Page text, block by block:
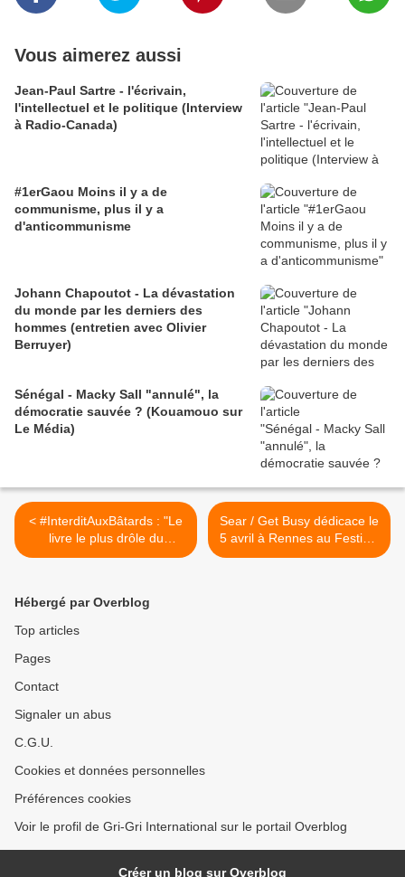
Vous aimerez aussi
Jean-Paul Sartre - l'écrivain,
l'intellectuel et le politique (Interview
à Radio-Canada)
#1erGaou Moins il y a de
communisme, plus il y a
d'anticommunisme
Johann Chapoutot - La dévastation
du monde par les derniers des
hommes (entretien avec Olivier
Berruyer)
Sénégal - Macky Sall "annulé", la
démocratie sauvée ? (Kouamouo sur
Le Média)
< #InterditAuxBâtards : "Le
livre le plus drôle du
printemps 2014" / Patrick
Sear / Get Busy dédicace le
5 avril à Rennes au Festival
Dooinit #InterditAuxBâtards
Hébergé par Overblog
Top articles
Pages
Contact
Signaler un abus
C.G.U.
Cookies et données personnelles
Préférences cookies
Voir le profil de Gri-Gri International sur le portail Overblog
Créer un blog sur Overblog